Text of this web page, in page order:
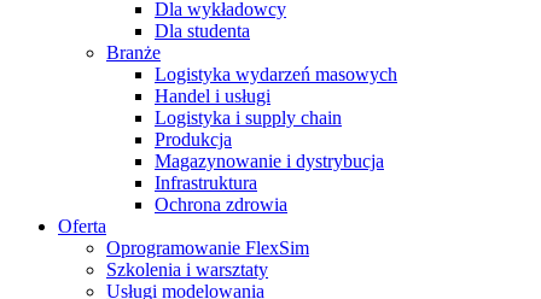
Dla wykładowcy
Dla studenta
Branże
Logistyka wydarzeń masowych
Handel i usługi
Logistyka i supply chain
Produkcja
Magazynowanie i dystrybucja
Infrastruktura
Ochrona zdrowia
Oferta
Oprogramowanie FlexSim
Szkolenia i warsztaty
Usługi modelowania